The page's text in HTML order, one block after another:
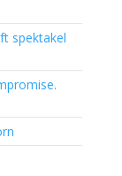
spektakel